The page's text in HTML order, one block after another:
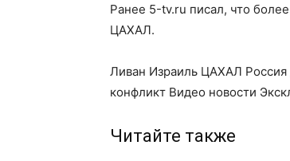
Ранее 5-tv.ru писал, что
ЦАХАЛ.
Ливан Израиль ЦАХАЛ
конфликт Видео новости
Читайте также